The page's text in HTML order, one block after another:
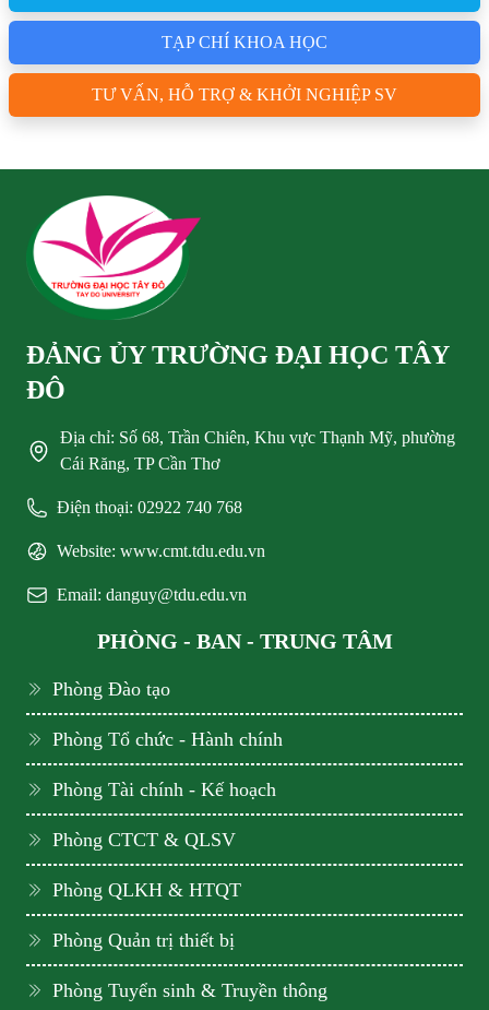
TẠP CHÍ KHOA HỌC
TƯ VẤN, HỖ TRỢ & KHỞI NGHIỆP SV
ĐẢNG ỦY TRƯỜNG ĐẠI HỌC TÂY
ĐÔ
Địa chỉ: Số 68, Trần Chiên, Khu vực Thạnh Mỹ, phường
Cái Răng, TP Cần Thơ
Điện thoại: 02922 740 768
Website: www.cmt.tdu.edu.vn
Email: danguy@tdu.edu.vn
PHÒNG - BAN - TRUNG TÂM
Phòng Đào tạo
Phòng Tổ chức - Hành chính
Phòng Tài chính - Kế hoạch
Phòng CTCT & QLSV
Phòng QLKH & HTQT
Phòng Quản trị thiết bị
Phòng Tuyển sinh & Truyền thông